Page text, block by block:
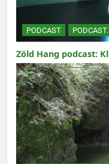
PODCAST PODCAST.
Zöld Hang podcast: